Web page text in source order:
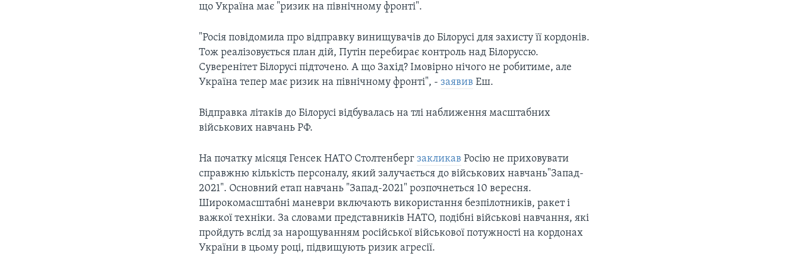
що Україна має "ризик на північному фронті".
"Росія повідомила про відправку винищувачів до Білорусі для захисту її кордонів.
Тож реалізовується план дій, Путін перебирає контроль над Білоруссю.
Суверенітет Білорусі підточено. А що Захід? Імовірно нічого не робитиме, але
Україна тепер має ризик на північному фронті", -заявив Еш.
Відправка літаків до Білорусі відбувалась на тлі наближення масштабних
військових навчань РФ.
На початку місяця Генсек НАТО Столтенбергзакликав Росію не приховувати
справжню кількість персоналу, який залучається до військових навчань"Запад-
2021". Основний етап навчань "Запад-2021" розпочнеться 10 вересня.
Широкомасштабні маневри включають використання безпілотників, ракет і
важкої техніки. За словами представників НАТО, подібні військові навчання, які
пройдуть вслід за нарощуванням російської військової потужності на кордонах
України в цьому році, підвищують ризик агресії.